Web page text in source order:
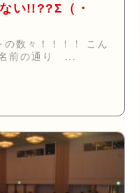
い!!??Σ（・
々！！！！ こん
です！ 我々は名前の通り ...